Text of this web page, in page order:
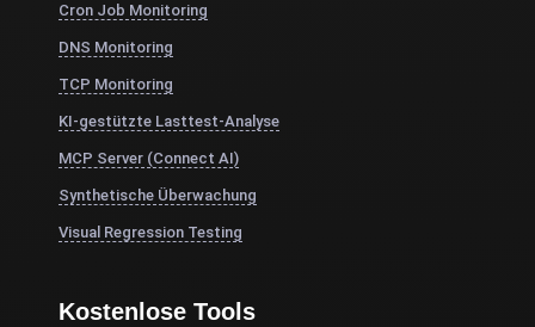
Cron Job Monitoring
DNS Monitoring
TCP Monitoring
KI-gestützte Lasttest-Analyse
MCP Server (Connect AI)
Synthetische Überwachung
Visual Regression Testing
Kostenlose Tools